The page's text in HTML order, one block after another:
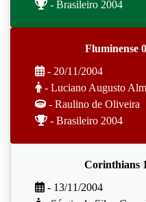
- Brasileiro 2004
Fluminense
- 20/11/2004
- Luciano Augusto
- Raulino de Oliveira
- Brasileiro 2004
Corinthians
- 13/11/2004